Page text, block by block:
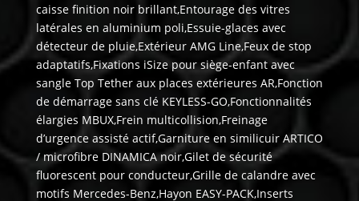
caisse finition noir brillant,Entourage des vitres
latérales en aluminium poli,Essuie-glaces avec
détecteur de pluie,Extérieur AMG Line,Feux de stop
adaptatifs,Fixations iSize pour siège-enfant avec
sangle Top Tether aux places extérieures AR,Fonction
de démarrage sans clé KEYLESS-GO,Fonctionnalités
élargies MBUX,Frein multicollision,Freinage
d’urgence assisté actif,Garniture en similicuir ARTICO
/ microfibre DINAMICA noir,Gilet de sécurité
fluorescent pour conducteur,Grille de calandre avec
motifs Mercedes-Benz,Hayon EASY-PACK,Inserts